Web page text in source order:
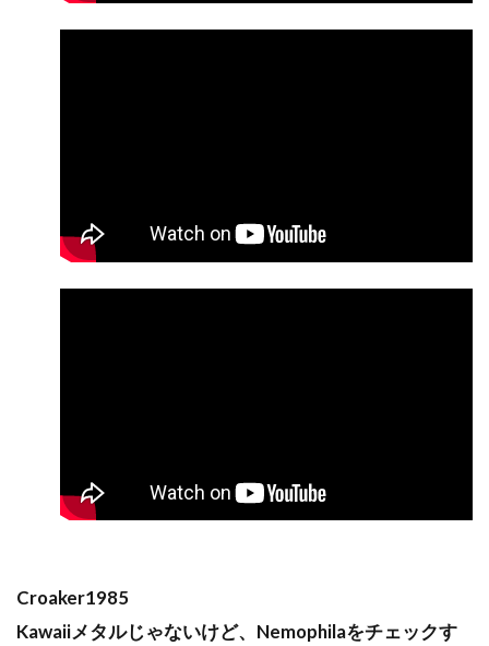
Croaker1985
Kawaiiメタルじゃないけど、Nemophilaをチェックす